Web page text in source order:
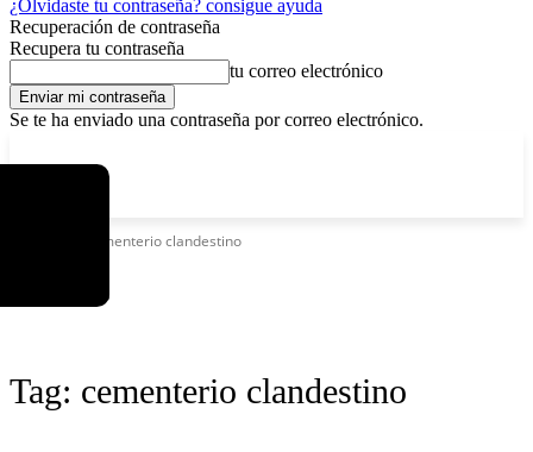
¿Olvidaste tu contraseña? consigue ayuda
Recuperación de contraseña
Recupera tu contraseña
tu correo electrónico
Se te ha enviado una contraseña por correo electrónico.
Cementerio clandestino
Tag: cementerio clandestino